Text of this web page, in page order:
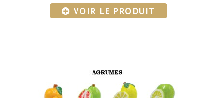
VOIR LE PRODUIT